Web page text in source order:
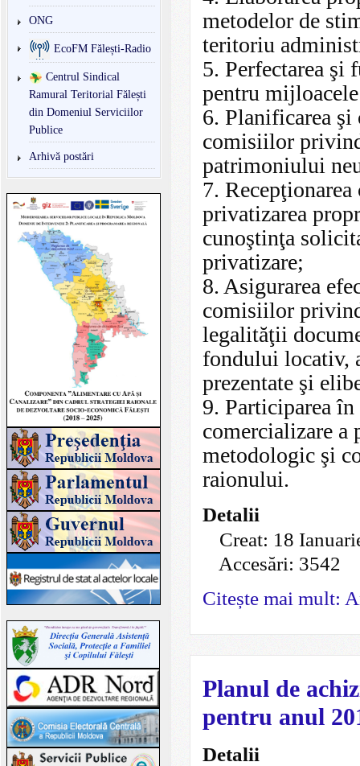
ONG
EcoFM Fălești-Radio
Centrul Sindical
Ramural Teritorial Fălești
din Domeniul Serviciilor
Publice
Arhivă postări
metodelor de
teritoriu
5. Perfectarea
pentru
6. Planificarea şi
comisiilor
patrimoniului
7.
privatizarea
cunoştinţa
privatizare;
8. Asigurarea
comisiilor
legalităţii
fondului locativ,
prezentate şi
9. Participarea
comercializare
metodologic şi
raionului.
Detalii
Creat: 18
Accesări: 3542
Citește mai mult:
Planul de
pentru anul
Detalii